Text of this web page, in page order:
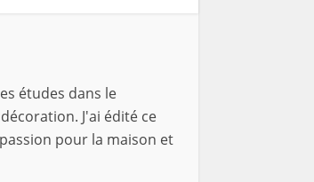
études dans le
J'ai édité ce
pour la maison et